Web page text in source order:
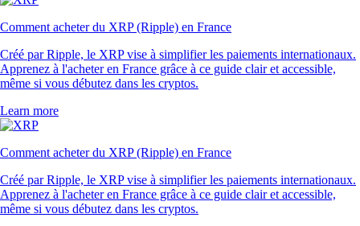
Comment acheter du XRP (Ripple) en France
Créé par Ripple, le XRP vise à simplifier les paiements internationaux.
Apprenez à l'acheter en France grâce à ce guide clair et accessible,
même si vous débutez dans les cryptos.
Learn more
Comment acheter du XRP (Ripple) en France
Créé par Ripple, le XRP vise à simplifier les paiements internationaux.
Apprenez à l'acheter en France grâce à ce guide clair et accessible,
même si vous débutez dans les cryptos.